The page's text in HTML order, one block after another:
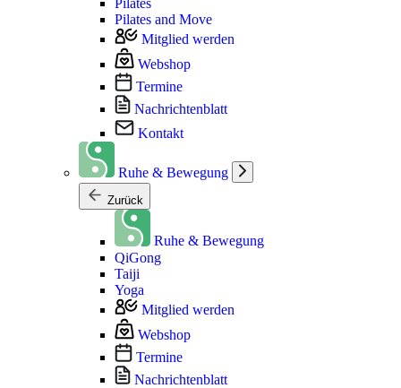
Pilates
Pilates and Move
Mitglied werden
Webshop
Termine
Nachrichtenblatt
Kontakt
Ruhe & Bewegung
Zurück
Ruhe & Bewegung
QiGong
Taiji
Yoga
Mitglied werden
Webshop
Termine
Nachrichtenblatt